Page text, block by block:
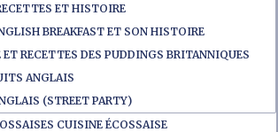
ET HISTOIRE
BREAKFAST ET SON HISTOIRE
RECETTES DES PUDDINGS BRITANNIQUES
ANGLAIS
(STREET PARTY)
CUISINE ÉCOSSAISE